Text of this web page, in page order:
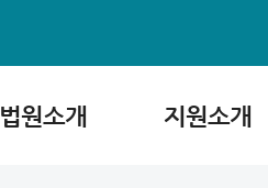
법원소개 지원소개